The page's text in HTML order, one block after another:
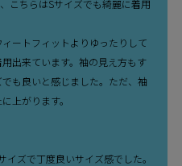
こちらはSサイズでも綺麗に着用
ートフィットよりゆったりして
出来ています。袖の見え方もす
も良いと感じました。ただ、袖
上がります。
ズで丁度良いサイズ感でした。